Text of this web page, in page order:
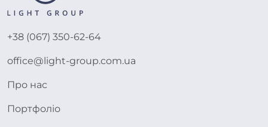
+38 (067) 350-62-64
office@light-group.com.ua
Про нас
Портфоліо